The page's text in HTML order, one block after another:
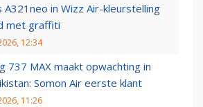
A321neo in Wizz Air-kleurstelling
met graffiti
12:34
737 MAX maakt opwachting in
Somon Air eerste klant
11:26